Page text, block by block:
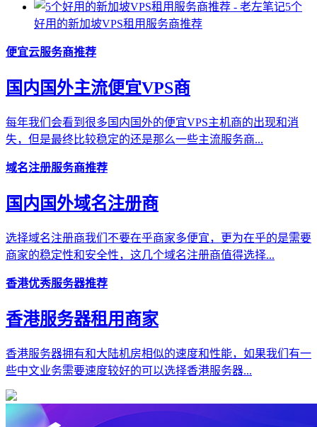
5个
好用的新加坡VPS租用服务商推荐
便宜云服务商推荐
国内国外主流便宜VPS商
每年我们会看到很多国内国外的便宜VPS主机商的出现和消
失，但是最终比较稳定的还是那么一些主流服务商...
域名注册服务商推荐
国内国外域名注册商
选择域名注册商我们不要在乎商家多便宜，更为在乎的是需要
商家的稳定性和安全性，这几个域名注册商值得选择...
香港优秀服务器推荐
香港服务器租用商家
香港服务器拥有和大陆机房相似的速度和性能，如果我们有一
些中文业务需要速度较好的可以选择香港服务器...